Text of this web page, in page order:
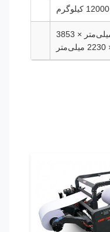
12518 میلی‌متر × 3853